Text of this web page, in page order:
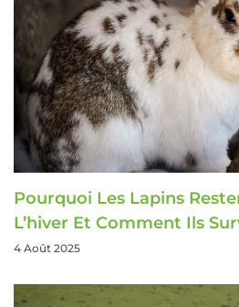
Pourquoi Les Lapins
L’hiver Et Comment Ils
4 Août 2025